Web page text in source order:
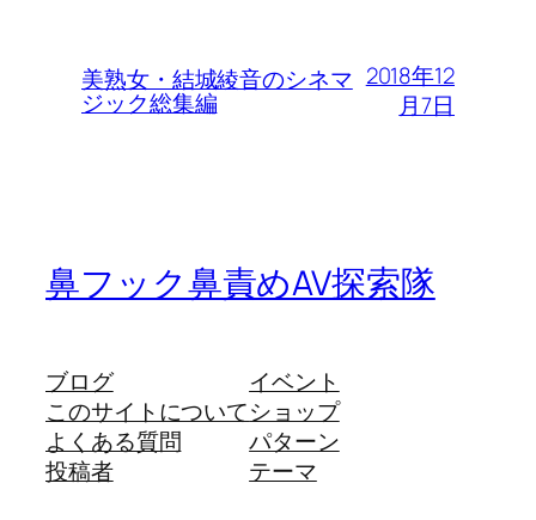
美熟女・結城綾音のシネマ
ジック総集編
2018年12
月7日
鼻フック鼻責めAV探索隊
ブログ
このサイトについて
よくある質問
投稿者
イベント
ショップ
パターン
テーマ